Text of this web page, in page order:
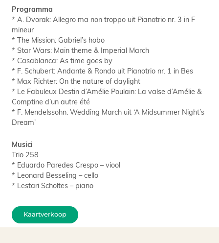
Programma
* A. Dvorak: Allegro ma non troppo uit Pianotrio nr. 3 in F
mineur
* The Mission: Gabriel’s hobo
* Star Wars: Main theme & Imperial March
* Casablanca: As time goes by
* F. Schubert: Andante & Rondo uit Pianotrio nr. 1 in Bes
* Max Richter: On the nature of daylight
* Le Fabuleux Destin d’Amélie Poulain: La valse d’Amélie &
Comptine d’un autre été
* F. Mendelssohn: Wedding March uit ‘A Midsummer Night’s
Dream’
Musici
Trio 258
* Eduardo Paredes Crespo – viool
* Leonard Besseling – cello
* Lestari Scholtes – piano
Kaartverkoop